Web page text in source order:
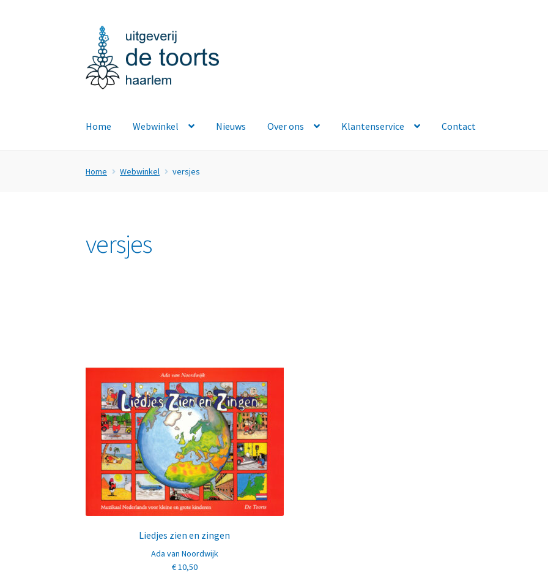
door
naar
navigatie
naar
de
inhoud
Home Webwinkel Nieuws Over ons Klantenservice Contact
Home Webwinkel versjes
versjes
Liedjes zien en zingen
Ada van Noordwijk
€10,50